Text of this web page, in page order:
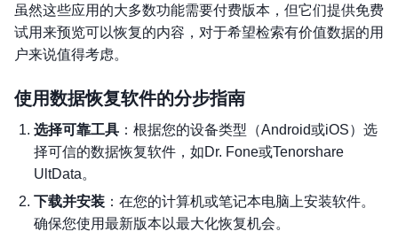
虽然这些应用的大多数功能需要付费版本，但它们提供免费
试用来预览可以恢复的内容，对于希望检索有价值数据的用
户来说值得考虑。
使用数据恢复软件的分步指南
选择可靠工具 ：根据您的设备类型（Android或iOS）选
择可信的数据恢复软件，如Dr. Fone或Tenorshare
UltData。
下载并安装 ：在您的计算机或笔记本电脑上安装软件。
确保您使用最新版本以最大化恢复机会。